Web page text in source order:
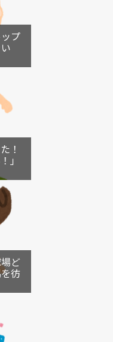
プ
！
」
ど
彷